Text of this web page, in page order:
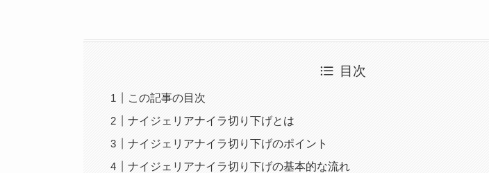
目次
この記事の目次
ナイジェリアナイラ切り下げとは
ナイジェリアナイラ切り下げのポイント
ナイジェリアナイラ切り下げの基本的な流れ